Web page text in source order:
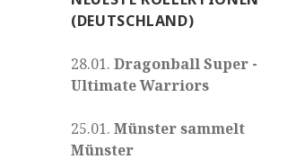
(DEUTSCHLAND)
28.01.Dragonball Super -
Ultimate Warriors
25.01.Münster sammelt
Münster